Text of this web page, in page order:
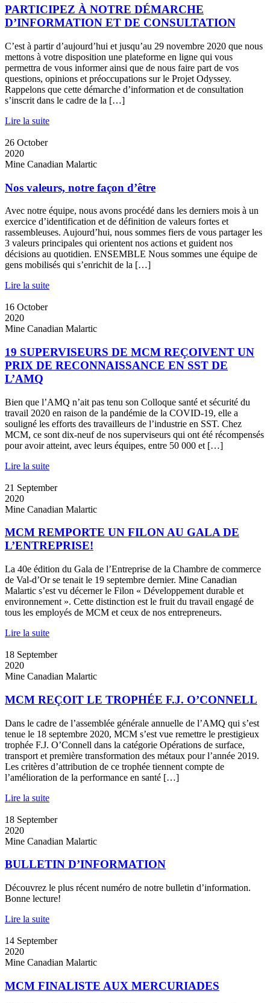
PARTICIPEZ À NOTRE DÉMARCHE
D’INFORMATION ET DE CONSULTATION
C’est à partir d’aujourd’hui et jusqu’au 29 novembre 2020 que nous
mettons à votre disposition une plateforme en ligne qui vous
permettra de vous informer ainsi que de nous faire part de vos
questions, opinions et préoccupations sur le Projet Odyssey.
Rappelons que cette démarche d’information et de consultation
s’inscrit dans le cadre de la […]
Lire la suite
26 October
2020
Mine Canadian Malartic
Nos valeurs, notre façon d’être
Avec notre équipe, nous avons procédé dans les derniers mois à un
exercice d’identification et de définition de valeurs fortes et
rassembleuses. Aujourd’hui, nous sommes fiers de vous partager les
3 valeurs principales qui orientent nos actions et guident nos
décisions au quotidien. ENSEMBLE Nous sommes une équipe de
gens mobilisés qui s’enrichit de la […]
Lire la suite
16 October
2020
Mine Canadian Malartic
19 SUPERVISEURS DE MCM REÇOIVENT UN
PRIX DE RECONNAISSANCE EN SST DE
L’AMQ
Bien que l’AMQ n’ait pas tenu son Colloque santé et sécurité du
travail 2020 en raison de la pandémie de la COVID-19, elle a
souligné les efforts des travailleurs de l’industrie en SST. Chez
MCM, ce sont dix-neuf de nos superviseurs qui ont été récompensés
pour avoir atteint, avec leurs équipes, entre 50 000 et […]
Lire la suite
21 September
2020
Mine Canadian Malartic
MCM REMPORTE UN FILON AU GALA DE
L’ENTREPRISE!
La 40e édition du Gala de l’Entreprise de la Chambre de commerce
de Val-d’Or se tenait le 19 septembre dernier. Mine Canadian
Malartic s’est vu décerner le Filon « Développement durable et
environnement ». Cette distinction est le fruit du travail engagé de
tous les employés de MCM et ceux de nos entrepreneurs.
Lire la suite
18 September
2020
Mine Canadian Malartic
MCM REÇOIT LE TROPHÉE F.J. O’CONNELL
Dans le cadre de l’assemblée générale annuelle de l’AMQ qui s’est
tenue le 18 septembre 2020, MCM s’est vue remettre le prestigieux
trophée F.J. O’Connell dans la catégorie Opérations de surface,
transport et première transformation des métaux pour l’année 2019.
Les critères d’attribution de ce trophée tiennent compte de
l’amélioration de la performance en santé […]
Lire la suite
18 September
2020
Mine Canadian Malartic
BULLETIN D’INFORMATION
Découvrez le plus récent numéro de notre bulletin d’information.
Bonne lecture!
Lire la suite
14 September
2020
Mine Canadian Malartic
MCM FINALISTE AUX MERCURIADES